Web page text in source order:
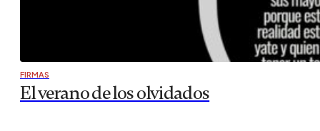
FIRMAS
El verano de los olvidados